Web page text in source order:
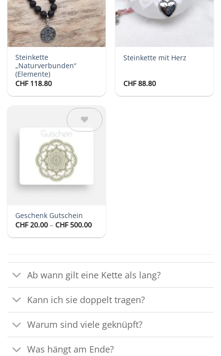
Steinkette
„Naturverbunden“
(Elemente)
CHF118.80
Steinkette mit Herz
CHF88.80
Wunschliste
Geschenk Gutschein
CHF20.00 –CHF500.00Preisspanne:
bis
Ab wann gilt eine Kette als lang?
Kann ich sie doppelt tragen?
Warum sind viele geknüpft?
Was hängt am Ende?